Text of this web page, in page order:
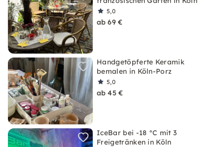
5,0
ab 69 €
Handgetöpferte Keramik
bemalen in Köln-Porz
5,0
ab 45 €
IceBar bei -18 °C mit 3
Freigetränken in Köln